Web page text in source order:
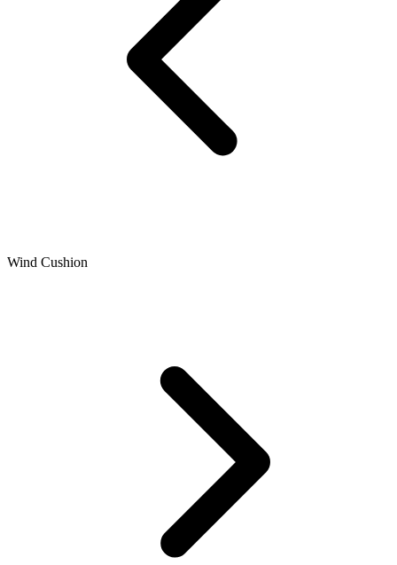
Wind Cushion